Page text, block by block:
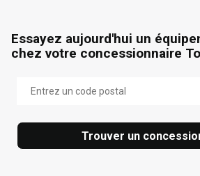
Essayez aujourd'hui un
chez votre concessionnaire
Trouver un